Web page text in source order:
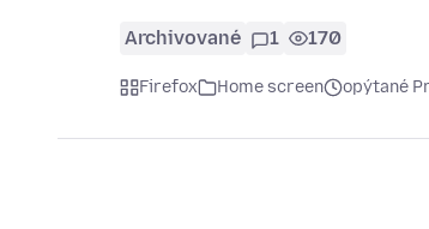
Archivované 1 170
Firefox Home screen opýtané